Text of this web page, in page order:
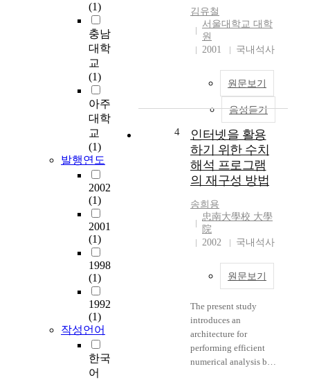
(1)
충남
대학
교
(1)
아주
대학
교
(1)
발행연도
2002
(1)
2001
(1)
1998
(1)
1992
(1)
작성언어
한국
어
김유철
서울대학교 대학
원
2001
국내석사
원문보기
음성듣기
4
인터넷을 활용
하기 위한 수치
해석 프로그램
의 재구성 방법
송희용
忠南大學校 大學
院
2002
국내석사
원문보기
The present study
introduces an
architecture for
performing efficient
numerical analysis by